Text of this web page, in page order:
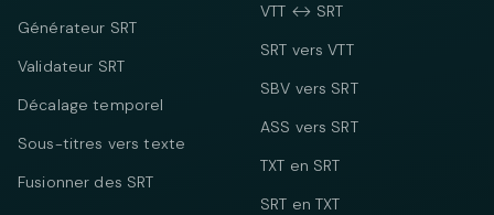
Générateur SRT
Validateur SRT
Décalage temporel
Sous-titres vers texte
Fusionner des SRT
VTT ↔ SRT
SRT vers VTT
SBV vers SRT
ASS vers SRT
TXT en SRT
SRT en TXT